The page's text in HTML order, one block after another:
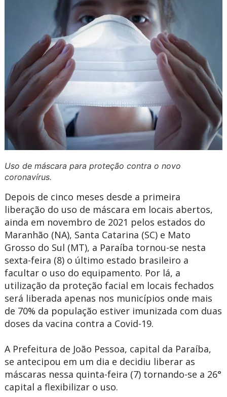
Uso de máscara para proteção contra o novo
coronavírus.
Depois de cinco meses desde a primeira
liberação do uso de máscara em locais abertos,
ainda em novembro de 2021 pelos estados do
Maranhão (NA), Santa Catarina (SC) e Mato
Grosso do Sul (MT), a Paraíba tornou-se nesta
sexta-feira (8) o último estado brasileiro a
facultar o uso do equipamento. Por lá, a
utilização da proteção facial em locais fechados
será liberada apenas nos municípios onde mais
de 70% da população estiver imunizada com duas
doses da vacina contra a Covid-19.
A Prefeitura de João Pessoa, capital da Paraíba,
se antecipou em um dia e decidiu liberar as
máscaras nessa quinta-feira (7) tornando-se a 26°
capital a flexibilizar o uso.